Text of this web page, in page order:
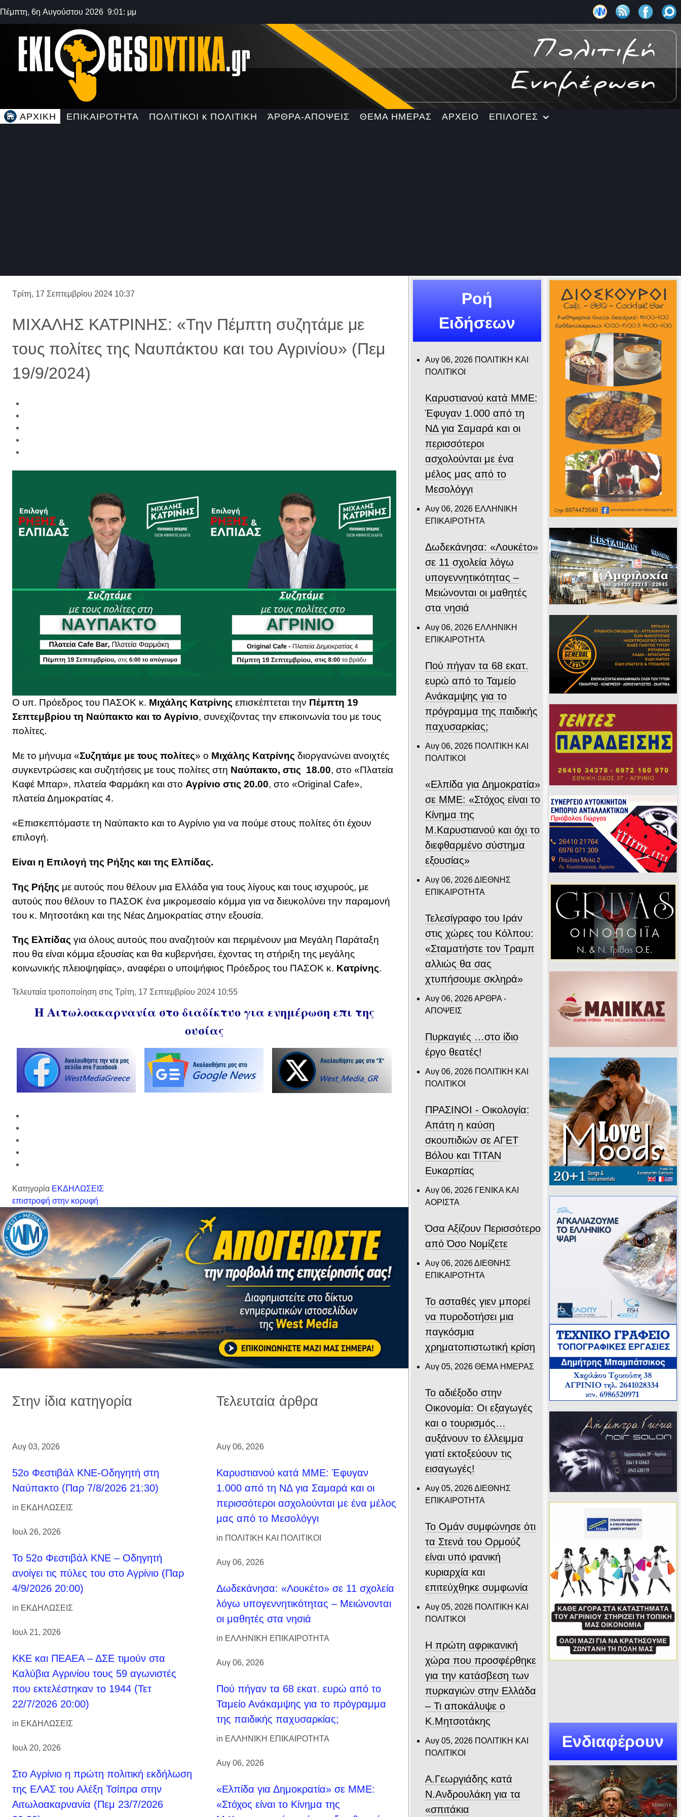
Πέμπτη, 6η Αυγούστου 2026 9:01: μμ
ΑΡΧΙΚΗ ΕΠΙΚΑΙΡΟΤΗΤΑ ΠΟΛΙΤΙΚΟΙ κ ΠΟΛΙΤΙΚΗ ΆΡΘΡΑ-ΑΠΟΨΕΙΣ ΘΕΜΑ ΗΜΕΡΑΣ ΑΡΧΕΙΟ ΕΠΙΛΟΓΕΣ
Τρίτη, 17 Σεπτεμβρίου 2024 10:37
ΜΙΧΑΛΗΣ ΚΑΤΡΙΝΗΣ: «Την Πέμπτη συζητάμε με
τους πολίτες της Ναυπάκτου και του Αγρινίου» (Πεμ
19/9/2024)
Ο υπ. Πρόεδρος του ΠΑΣΟΚ κ. Μιχάλης Κατρίνης επισκέπτεται την Πέμπτη 19
Σεπτεμβρίου τη Ναύπακτο και το Αγρίνιο, συνεχίζοντας την επικοινωνία του με τους
πολίτες.
Με το μήνυμα «Συζητάμε με τους πολίτες» ο Μιχάλης Κατρίνης διοργανώνει ανοιχτές
συγκεντρώσεις και συζητήσεις με τους πολίτες στη Ναύπακτο, στις 18.00, στο «Πλατεία
Καφέ Μπαρ», πλατεία Φαρμάκη και στο Αγρίνιο στις 20.00, στο «Original Cafe»,
πλατεία Δημοκρατίας 4.
«Επισκεπτόμαστε τη Ναύπακτο και το Αγρίνιο για να πούμε στους πολίτες ότι έχουν
επιλογή.
Είναι η Επιλογή της Ρήξης και της Ελπίδας.
Της Ρήξης με αυτούς που θέλουν μια Ελλάδα για τους λίγους και τους ισχυρούς, με
αυτούς που θέλουν το ΠΑΣΟΚ ένα μικρομεσαίο κόμμα για να διευκολύνει την παραμονή
του κ. Μητσοτάκη και της Νέας Δημοκρατίας στην εξουσία.
Της Ελπίδας για όλους αυτούς που αναζητούν και περιμένουν μια Μεγάλη Παράταξη
που θα είναι κόμμα εξουσίας και θα κυβερνήσει, έχοντας τη στήριξη της μεγάλης
κοινωνικής πλειοψηφίας», αναφέρει ο υποψήφιος Πρόεδρος του ΠΑΣΟΚ κ. Κατρίνης.
Τελευταία τροποποίηση στις Τρίτη, 17 Σεπτεμβρίου 2024 10:55
Η Αιτωλοακαρνανία στο διαδίκτυο για ενημέρωση επι της
ουσίας
Κατηγορία ΕΚΔΗΛΩΣΕΙΣ
επιστροφή στην κορυφή
Στην ίδια κατηγορία
Αυγ 03, 2026
52ο Φεστιβάλ ΚΝΕ-Οδηγητή στη
Ναύπακτο (Παρ 7/8/2026 21:30)
in ΕΚΔΗΛΩΣΕΙΣ
Ιουλ 26, 2026
Το 52ο Φεστιβάλ ΚΝΕ – Οδηγητή
ανοίγει τις πύλες του στο Αγρίνιο (Παρ
4/9/2026 20:00)
in ΕΚΔΗΛΩΣΕΙΣ
Ιουλ 21, 2026
ΚΚΕ και ΠΕΑΕΑ – ΔΣΕ τιμούν στα
Καλύβια Αγρινίου τους 59 αγωνιστές
που εκτελέστηκαν το 1944 (Τετ
22/7/2026 20:00)
in ΕΚΔΗΛΩΣΕΙΣ
Ιουλ 20, 2026
Στο Αγρίνιο η πρώτη πολιτική εκδήλωση
της ΕΛΑΣ του Αλέξη Τσίπρα στην
Αιτωλοακαρνανία (Πεμ 23/7/2026
Τελευταία άρθρα
Αυγ 06, 2026
Καρυστιανού κατά ΜΜΕ: Έφυγαν
1.000 από τη ΝΔ για Σαμαρά και οι
περισσότεροι ασχολούνται με ένα μέλος
μας από το Μεσολόγγι
in ΠΟΛΙΤΙΚΗ ΚΑΙ ΠΟΛΙΤΙΚΟΙ
Αυγ 06, 2026
Δωδεκάνησα: «Λουκέτο» σε 11 σχολεία
λόγω υπογεννητικότητας – Μειώνονται
οι μαθητές στα νησιά
in ΕΛΛΗΝΙΚΗ ΕΠΙΚΑΙΡΟΤΗΤΑ
Αυγ 06, 2026
Πού πήγαν τα 68 εκατ. ευρώ από το
Ταμείο Ανάκαμψης για το πρόγραμμα
της παιδικής παχυσαρκίας;
in ΕΛΛΗΝΙΚΗ ΕΠΙΚΑΙΡΟΤΗΤΑ
Αυγ 06, 2026
«Ελπίδα για Δημοκρατία» σε ΜΜΕ:
«Στόχος είναι το Κίνημα της
Ροή
Ειδήσεων
Αυγ 06, 2026 ΠΟΛΙΤΙΚΗ ΚΑΙ
ΠΟΛΙΤΙΚΟΙ
Καρυστιανού κατά ΜΜΕ:
Έφυγαν 1.000 από τη
ΝΔ για Σαμαρά και οι
περισσότεροι
ασχολούνται με ένα
μέλος μας από το
Μεσολόγγι
Αυγ 06, 2026 ΕΛΛΗΝΙΚΗ
ΕΠΙΚΑΙΡΟΤΗΤΑ
Δωδεκάνησα: «Λουκέτο»
σε 11 σχολεία λόγω
υπογεννητικότητας –
Μειώνονται οι μαθητές
στα νησιά
Αυγ 06, 2026 ΕΛΛΗΝΙΚΗ
ΕΠΙΚΑΙΡΟΤΗΤΑ
Πού πήγαν τα 68 εκατ.
ευρώ από το Ταμείο
Ανάκαμψης για το
πρόγραμμα της παιδικής
παχυσαρκίας;
Αυγ 06, 2026 ΠΟΛΙΤΙΚΗ ΚΑΙ
ΠΟΛΙΤΙΚΟΙ
«Ελπίδα για Δημοκρατία»
σε ΜΜΕ: «Στόχος είναι το
Κίνημα της
Μ.Καρυστιανού και όχι το
διεφθαρμένο σύστημα
εξουσίας»
Αυγ 06, 2026ΔΙΕΘΝΗΣ
ΕΠΙΚΑΙΡΟΤΗΤΑ
Τελεσίγραφο του Ιράν
στις χώρες του Κόλπου:
«Σταματήστε τον Τραμπ
αλλιώς θα σας
χτυπήσουμε σκληρά»
Αυγ 06, 2026ΑΡΘΡΑ -
ΑΠΟΨΕΙΣ
Πυρκαγιές …στο ίδιο
έργο θεατές!
Αυγ 06, 2026 ΠΟΛΙΤΙΚΗ ΚΑΙ
ΠΟΛΙΤΙΚΟΙ
ΠΡΑΣΙΝΟΙ - Οικολογία:
Απάτη η καύση
σκουπιδιών σε ΑΓΕΤ
Βόλου και ΤΙΤΑΝ
Ευκαρπίας
Αυγ 06, 2026 ΓΕΝΙΚΑ ΚΑΙ
ΑΟΡΙΣΤΑ
Όσα Αξίζουν Περισσότερο
από Όσο Νομίζετε
Αυγ 06, 2026ΔΙΕΘΝΗΣ
ΕΠΙΚΑΙΡΟΤΗΤΑ
Το ασταθές γιεν μπορεί
να πυροδοτήσει μια
παγκόσμια
χρηματοπιστωτική κρίση
Αυγ 05, 2026 ΘΕΜΑ ΗΜΕΡΑΣ
Το αδιέξοδο στην
Οικονομία: Οι εξαγωγές
και ο τουρισμός…
αυξάνουν το έλλειμμα
γιατί εκτοξεύουν τις
εισαγωγές!
Αυγ 05, 2026ΔΙΕΘΝΗΣ
ΕΠΙΚΑΙΡΟΤΗΤΑ
Το Ομάν συμφώνησε ότι
τα Στενά του Ορμούζ
είναι υπό ιρανική
κυριαρχία και
επιτεύχθηκε συμφωνία
Αυγ 05, 2026 ΠΟΛΙΤΙΚΗ ΚΑΙ
ΠΟΛΙΤΙΚΟΙ
Η πρώτη αφρικανική
χώρα που προσφέρθηκε
για την κατάσβεση των
πυρκαγιών στην Ελλάδα
– Τι αποκάλυψε ο
Κ.Μητσοτάκης
Αυγ 05, 2026 ΠΟΛΙΤΙΚΗ ΚΑΙ
ΠΟΛΙΤΙΚΟΙ
Α.Γεωργιάδης κατά
Ν.Ανδρουλάκη για τα
«σπιτάκια
Ενδιαφέρουν